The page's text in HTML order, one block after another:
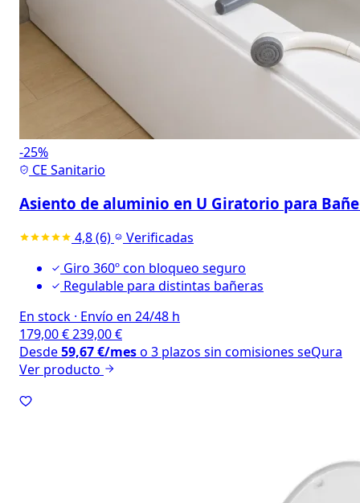
-25%
CE Sanitario
Asiento de aluminio en U Giratorio para
4,8(6)
Verificadas
Giro 360º con bloqueo seguro
Regulable para distintas bañeras
En stock · Envío en 24/48 h
179,00€239,00€
Desde59,67€/meso 3 plazos sin comisiones seQura
Ver producto